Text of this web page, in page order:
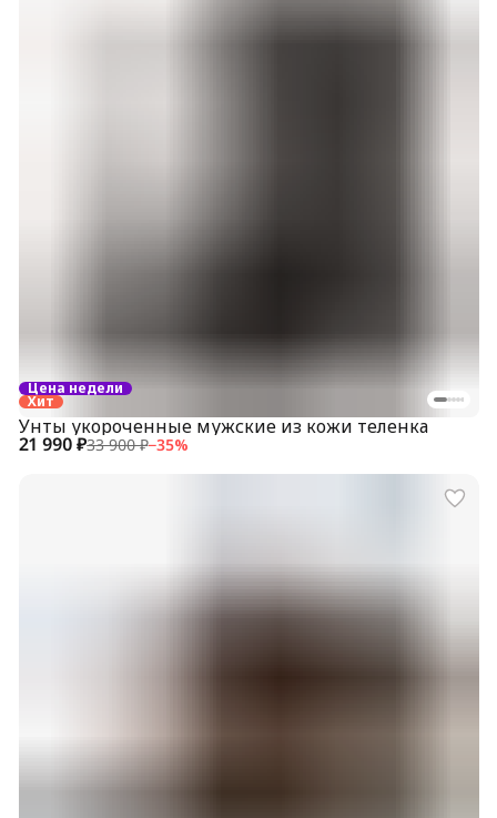
Цена недели
Хит
21 990 ₽33 900 ₽−35%
Унты укороченные мужские из кожи теленка